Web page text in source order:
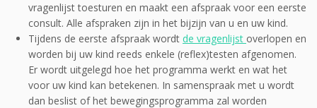
vragenlijst toesturen en maakt een afspraak voor een eerste
consult. Alle afspraken zijn in het bijzijn van u en uw kind.
Tijdens de eerste afspraak wordt de vragenlijst overlopen en
worden bij uw kind reeds enkele (reflex)testen afgenomen.
Er wordt uitgelegd hoe het programma werkt en wat het
voor uw kind kan betekenen. In samenspraak met u wordt
dan beslist of het bewegingsprogramma zal worden